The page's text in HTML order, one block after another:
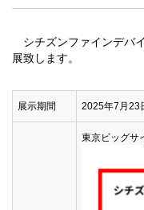
シチズンファインデバ
展致します。
展示期間 2025年7月23
東京ビッグサ